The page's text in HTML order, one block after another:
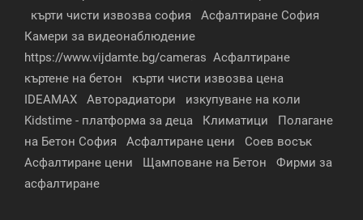
кърти чисти извозва софия
Асфалтиране София
Камери за видеонаблюдение
https://www.vijdamte.bg/cameras Асфалтиране
къртене на бетон
кърти чисти извозва цена
IDEAMAX
Авторадиатори
изкупуване на коли
Kidstime - платформа за деца
Климатици
Полагане
на Бетон София
Асфалтиране цени
Соев восък
Асфалтиране цени
Щамповане на Бетон
Фирми за
асфалтиране